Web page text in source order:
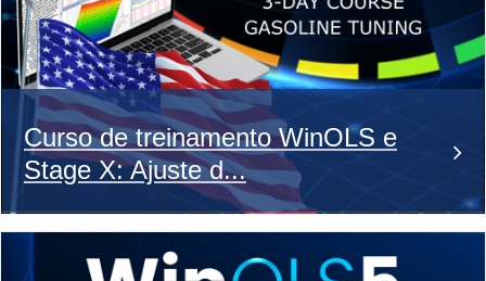
Curso de treinamento WinOLS e
Stage X: Ajuste d...